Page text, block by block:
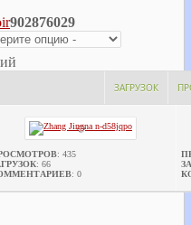
902876029
ЗАГРУЗОК
: 435
: 66
: 0